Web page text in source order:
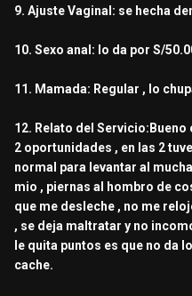
9. Ajuste Vaginal: se hecha
10. Sexo anal: lo da por S/
11. Mamada: Regular , lo
12. Relato del
2 oportunidades , en las 2
normal para levantar al
mio , piernas al hombro de
que me desleche , no me
, se deja maltratar y no
le quita puntos es que no da
cache.